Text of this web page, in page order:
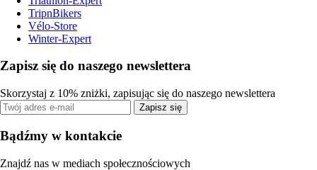
TripnBikers
Vélo-Store
Winter-Expert
Zapisz się do naszego newslettera
Skorzystaj z 10% zniżki, zapisując się do naszego newslettera
Zapisz się
Bądźmy w kontakcie
Znajdź nas w mediach społecznościowych